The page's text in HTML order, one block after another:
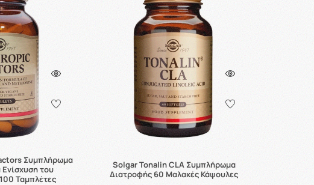
Συμπλήρωμα
του
Ταμπλέτες
Solgar Tonalin CLA Συμπλήρωμα
Διατροφής 60 Μαλακές Κάψουλες